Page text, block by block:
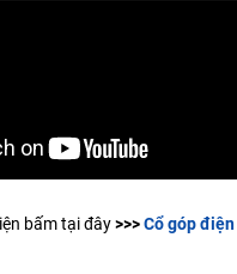
bấm tại đây>>>Cổ góp điện